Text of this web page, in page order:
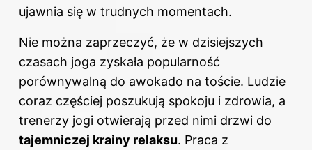
ujawnia się w trudnych momentach.
Nie można zaprzeczyć, że w dzisiejszych
czasach joga zyskała popularność
porównywalną do awokado na toście. Ludzie
coraz częściej poszukują spokoju i zdrowia, a
trenerzy jogi otwierają przed nimi drzwi do
tajemniczej krainy relaksu. Praca z